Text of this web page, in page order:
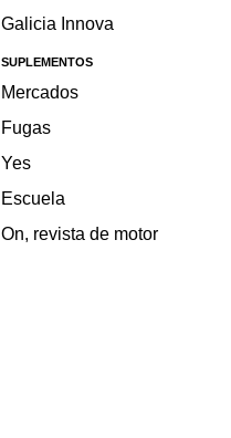
Galicia Innova
SUPLEMENTOS
Mercados
Fugas
Yes
Escuela
On, revista de motor